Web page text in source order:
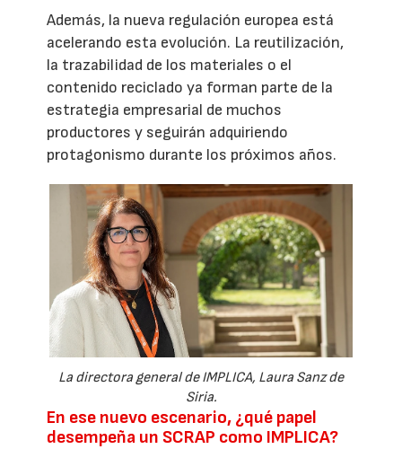
Además, la nueva regulación europea está
acelerando esta evolución. La reutilización,
la trazabilidad de los materiales o el
contenido reciclado ya forman parte de la
estrategia empresarial de muchos
productores y seguirán adquiriendo
protagonismo durante los próximos años.
La directora general de IMPLICA, Laura Sanz de
Siria.
En ese nuevo escenario, ¿qué papel
desempeña un SCRAP como IMPLICA?